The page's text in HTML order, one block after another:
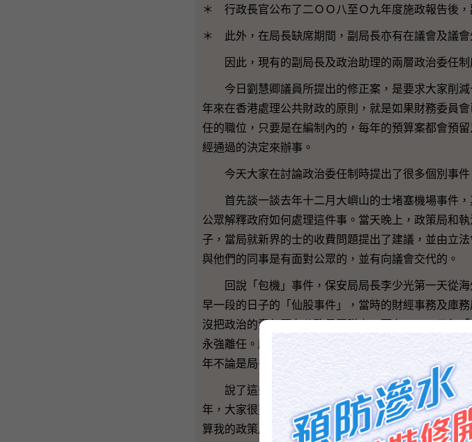
＊ 行政長官公布了二ＯＯ八至Ｏ九年度施政報告後，
＊ 此外，在局長缺席期間，副局長亦有在議會及議會
因此，現有的副局長及政治助理的兩層政治委任制
今日劉慧卿議員所提出的修正案，是要求大家削減
年來在香港處理公共財政的原則，就是如果財務委員
任的職位，只要是在編制內的，每年的預算案都會預
經通過的決定來辦事。
今天大家在討論政治委任制時提出了很多個別事件
首先談一談去年十二月大嶼山的士堵塞機場事件，
公眾解釋政府如何處理這件事。當天晚上，政策局和
子，當局就新界的士的收費問題提出了建議，並由立
與他們的同事是有面對公眾的，並有向議會交代的。
回說「包機」事件，保安局局長李少光第一天從海
早一段的日子的「仙股事件」，當時的財經事務及庫
沒把政治的責任壓在公務員團隊上。而在二ＯＯ三年
永強離任。所以這個制度是可行的，比在二ＯＯ二年
年不論是局長或司長，以他們的公務員身份，是不可以
說了這些負面的情況，再說一些正面的。司、局長
年，大家很努力地處理金融海嘯，其中一項大家需要
算我的政策局也有做，雖然我們的編制不太大，但透